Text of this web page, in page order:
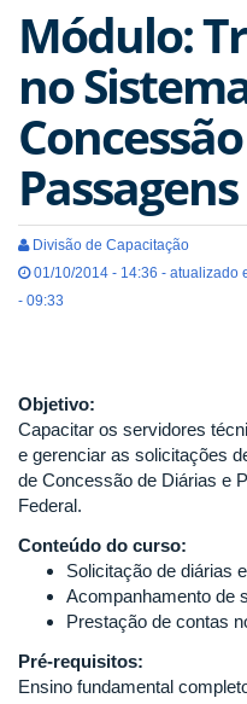
Módulo:
no
Passagens
Divisão de Capacitação
01/10/2014 - 14:36 - atualizado
- 09:33
Objetivo:
Capacitar os servidores
e gerenciar as solicitações
de Concessão de Diárias e
Federal.
Conteúdo do curso:
Solicitação de diárias
Acompanhamento de
Prestação de contas
Pré-requisitos:
Ensino fundamental